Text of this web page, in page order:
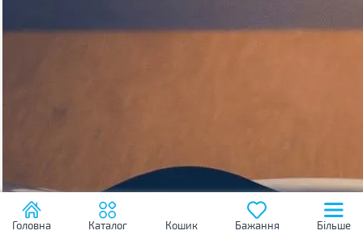
Головна Каталог Кошик Бажання Більше